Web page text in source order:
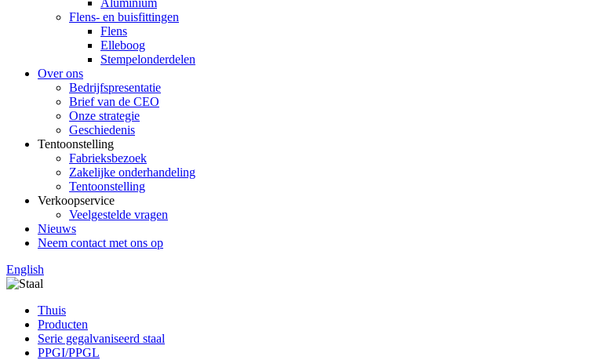
Flens- en buisfittingen
Flens
Elleboog
Stempelonderdelen
Over ons
Bedrijfspresentatie
Brief van de CEO
Onze strategie
Geschiedenis
Tentoonstelling
Fabrieksbezoek
Zakelijke onderhandeling
Tentoonstelling
Verkoopservice
Veelgestelde vragen
Nieuws
Neem contact met ons op
English
Thuis
Producten
Serie gegalvaniseerd staal
PPGI/PPGL